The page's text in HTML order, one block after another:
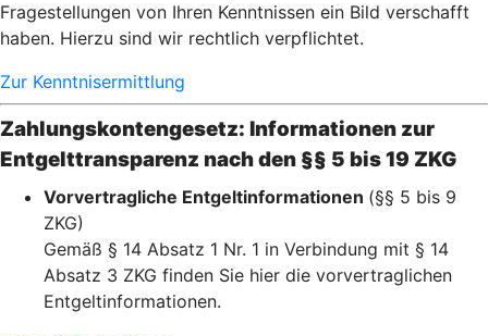
Fragestellungen von Ihren Kenntnissen ein Bild verschafft
haben. Hierzu sind wir rechtlich verpflichtet.
Zur Kenntnisermittlung
Zahlungskontengesetz: Informationen zur
Entgelttransparenz nach den §§ 5 bis 19 ZKG
Vorvertragliche Entgeltinformationen (§§ 5 bis 9
ZKG)
Gemäß § 14 Absatz 1 Nr. 1 in Verbindung mit § 14
Absatz 3 ZKG finden Sie hier die vorvertraglichen
Entgeltinformationen.